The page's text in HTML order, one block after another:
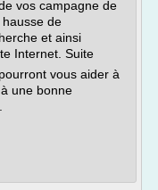
vos campagne de
de
et ainsi
Internet. Suite
vous aider à
une bonne